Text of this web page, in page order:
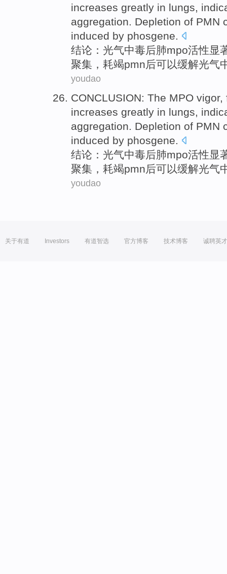
increases greatly in lungs,
aggregation. Depletion of PMN
induced by phosgene.
结论 ： 光气中毒后肺mpo活性显
聚集 ， 耗竭pmn后可以缓解光气
youdao
CONCLUSION: The MPO vigor,
increases greatly in lungs,
aggregation. Depletion of PMN
induced by phosgene.
结论 ： 光气中毒后肺mpo活性显
聚集 ， 耗竭pmn后可以缓解光气
youdao
关于有道 Investors 有道智选 官方博客 技术博客 诚聘英才